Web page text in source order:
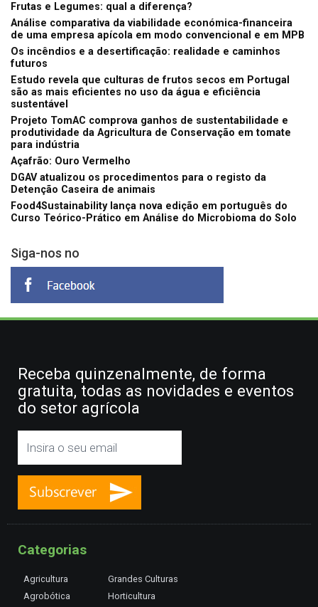
Frutas e Legumes: qual a diferença?
Análise comparativa da viabilidade económica-financeira
de uma empresa apícola em modo convencional e em MPB
Os incêndios e a desertificação: realidade e caminhos
futuros
Estudo revela que culturas de frutos secos em Portugal
são as mais eficientes no uso da água e eficiência
sustentável
Projeto TomAC comprova ganhos de sustentabilidade e
produtividade da Agricultura de Conservação em tomate
para indústria
Açafrão: Ouro Vermelho
DGAV atualizou os procedimentos para o registo da
Detenção Caseira de animais
Food4Sustainability lança nova edição em português do
Curso Teórico-Prático em Análise do Microbioma do Solo
Siga-nos no
Receba quinzenalmente, de forma
gratuita, todas as novidades e eventos
do setor agrícola
Categorias
Agricultura
Agrobótica
Grandes Culturas
Horticultura